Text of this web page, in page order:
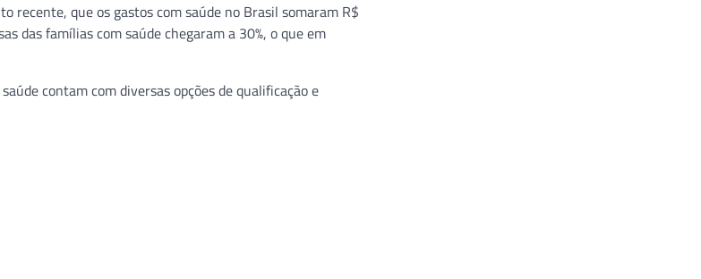
recente, que os gastos com saúde no Brasil somaram R$
das famílias com saúde chegaram a 30%, o que em
contam com diversas opções de qualificação e